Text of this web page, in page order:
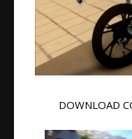
DOWNLOAD